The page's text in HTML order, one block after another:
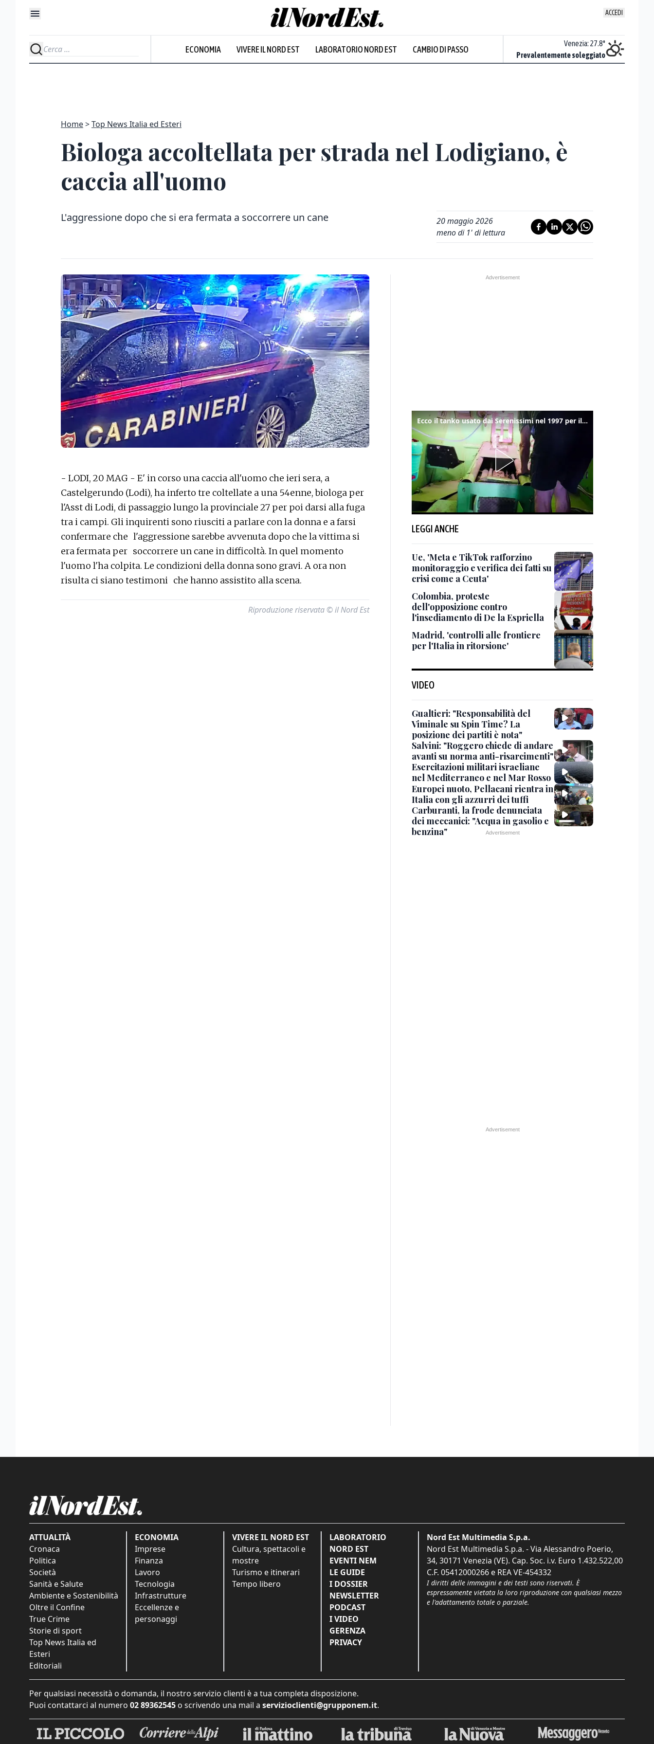
ACCEDI
ECONOMIA VIVERE IL NORD EST LABORATORIO NORD EST CAMBIO DI PASSO
Prevalentemente soleggiato
Venezia: 27.8°
Prevalentemente soleggiato
Home Top News Italia ed Esteri
Biologa accoltellata per strada nel Lodigiano, è
caccia all'uomo
L'aggressione dopo che si era fermata a soccorrere un cane
20 maggio 2026
meno di 1' di lettura
- LODI, 20 MAG - E' in corso una caccia all'uomo che ieri sera, a
Castelgerundo (Lodi), ha inferto tre coltellate a una 54enne, biologa per
l'Asst di Lodi, di passaggio lungo la provinciale 27 per poi darsi alla fuga
tra i campi. Gli inquirenti sono riusciti a parlare con la donna e a farsi
confermare che l'aggressione sarebbe avvenuta dopo che la vittima si
era fermata per soccorrere un cane in difficoltà. In quel momento
l'uomo l'ha colpita. Le condizioni della donna sono gravi. A ora non
risulta ci siano testimoni che hanno assistito alla scena.
Riproduzione riservata © il Nord Est
Ecco il tanko usato dai Serenissimi nel 1997 per il blitz a San Marco
LEGGI ANCHE
Ue, 'Meta e TikTok rafforzino
monitoraggio e verifica dei fatti su
crisi come a Ceuta'
Colombia, proteste
dell'opposizione contro
l'insediamento di De la Espriella
Madrid, 'controlli alle frontiere
per l'Italia in ritorsione'
VIDEO
Gualtieri: "Responsabilità del
Viminale su Spin Time? La
posizione dei partiti è nota"
Salvini: "Roggero chiede di andare
avanti su norma anti-risarcimenti"
Esercitazioni militari israeliane
nel Mediterraneo e nel Mar Rosso
Europei nuoto, Pellacani rientra in
Italia con gli azzurri dei tuffi
Carburanti, la frode denunciata
dei meccanici: "Acqua in gasolio e
benzina"
ATTUALITÀ
Cronaca
Politica
Società
Sanità e Salute
Ambiente e Sostenibilità
Oltre il Confine
True Crime
Storie di sport
Top News Italia ed
Esteri
Editoriali
ECONOMIA
Imprese
Finanza
Lavoro
Tecnologia
Infrastrutture
Eccellenze e
personaggi
VIVERE IL NORD EST
Cultura, spettacoli e
mostre
Turismo e itinerari
Tempo libero
LABORATORIO
NORD EST
EVENTI NEM
LE GUIDE
I DOSSIER
NEWSLETTER
PODCAST
I VIDEO
GERENZA
PRIVACY
Nord Est Multimedia S.p.a.
Nord Est Multimedia S.p.a. - Via Alessandro Poerio,
34, 30171 Venezia (VE). Cap. Soc. i.v. Euro 1.432.522,00
C.F. 05412000266 e REA VE-454332
I diritti delle immagini e dei testi sono riservati. È
espressamente vietata la loro riproduzione con qualsiasi mezzo
e l'adattamento totale o parziale.
Per qualsiasi necessità o domanda, il nostro servizio clienti è a tua completa disposizione.
Puoi contattarci al numero 02 89362545 o scrivendo una mail a servizioclienti@grupponem.it.